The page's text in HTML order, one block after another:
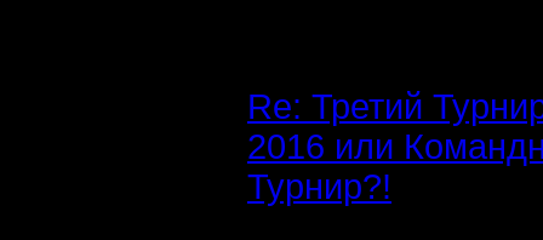
Re: Третий
2016 или
Турнир?!